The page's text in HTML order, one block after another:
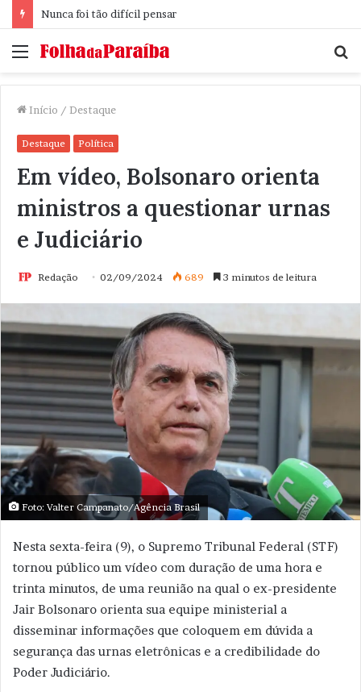
Nunca foi tão difícil pensar
Menu
Início / Destaque
Destaque Política
Em vídeo, Bolsonaro orienta
ministros a questionar urnas
e Judiciário
Redação 02/09/2024 689 3 minutos de leitura
Foto: Valter Campanato/Agência Brasil
Nesta sexta-feira (9), o Supremo Tribunal Federal (STF)
tornou público um vídeo com duração de uma hora e
trinta minutos, de uma reunião na qual o ex-presidente
Jair Bolsonaro orienta sua equipe ministerial a
disseminar informações que coloquem em dúvida a
segurança das urnas eletrônicas e a credibilidade do
Poder Judiciário.